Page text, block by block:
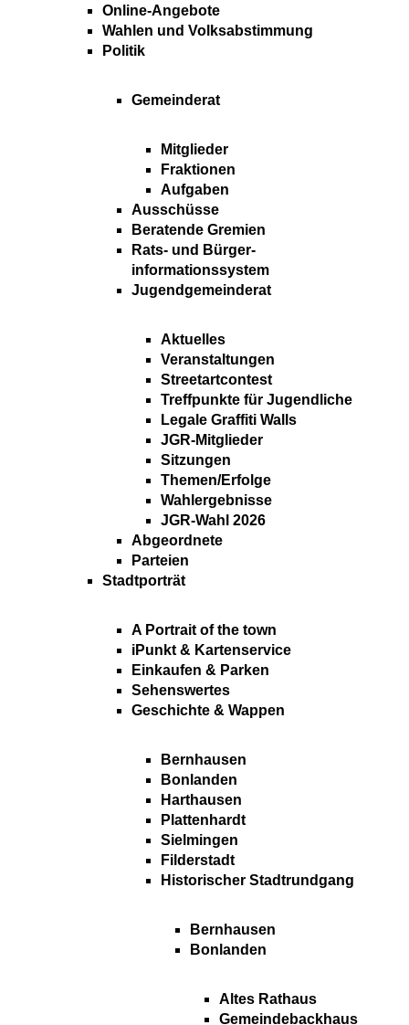
Online-Angebote
Wahlen und Volksabstimmung
Politik
Gemeinderat
Mitglieder
Fraktionen
Aufgaben
Ausschüsse
Beratende Gremien
Rats- und Bürger-
informationssystem
Jugendgemeinderat
Aktuelles
Veranstaltungen
Streetartcontest
Treffpunkte für Jugendliche
Legale Graffiti Walls
JGR-Mitglieder
Sitzungen
Themen/Erfolge
Wahlergebnisse
JGR-Wahl 2026
Abgeordnete
Parteien
Stadtporträt
A Portrait of the town
iPunkt & Kartenservice
Einkaufen & Parken
Sehenswertes
Geschichte & Wappen
Bernhausen
Bonlanden
Harthausen
Plattenhardt
Sielmingen
Filderstadt
Historischer Stadtrundgang
Bernhausen
Bonlanden
Altes Rathaus
Gemeindebackhaus